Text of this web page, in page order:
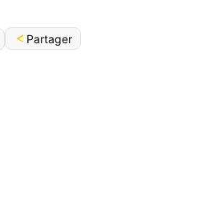
Partager